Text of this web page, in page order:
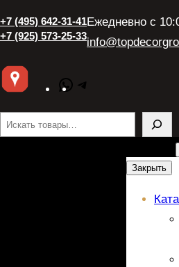
+7 (495) 642-31-41
+7 (925) 573-25-33
Ежедневно с
WhatsApp
Поиск
Закрыть